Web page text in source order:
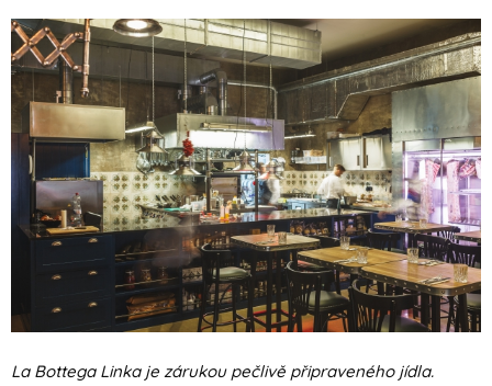
La Bottega Linka je zárukou pečlivě připraveného jídla.